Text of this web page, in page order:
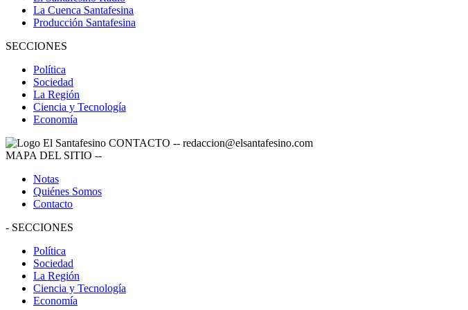
La Cuenca Santafesina
Producción Santafesina
SECCIONES
Política
Sociedad
La Región
Ciencia y Tecnología
Economía
CONTACTO -- redaccion@elsantafesino.com
MAPA DEL SITIO --
Notas
Quiénes Somos
Contacto
- SECCIONES
Política
Sociedad
La Región
Ciencia y Tecnología
Economía